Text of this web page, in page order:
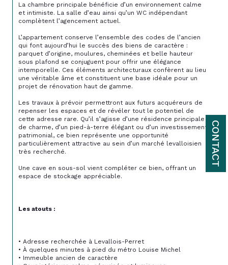
CONTACT
La chambre principale bénéficie d’un environnement calme
et intimiste. La salle d’eau ainsi qu’un WC indépendant
complètent l’agencement actuel.
L’appartement conserve l’ensemble des codes de l’ancien
qui font aujourd’hui le succès des biens de caractère :
parquet d’origine, moulures, cheminées et belle hauteur
sous plafond se conjuguent pour offrir une élégance
intemporelle. Ces éléments architecturaux confèrent au lieu
une véritable âme et constituent une base idéale pour un
projet de rénovation haut de gamme.
Les travaux à prévoir permettront aux futurs acquéreurs de
repenser les espaces et de révéler tout le potentiel de
cette adresse rare. Qu’il s’agisse d’une résidence principale
de charme, d’un pied-à-terre élégant ou d’un investissement
patrimonial, ce bien représente une opportunité
particulièrement attractive au sein d’un marché levalloisien
très recherché.
Une cave en sous-sol vient compléter ce bien, offrant un
espace de stockage appréciable.
Les atouts :
• Adresse recherchée à Levallois-Perret
• À quelques minutes à pied du métro Louise Michel
• Immeuble ancien de caractère